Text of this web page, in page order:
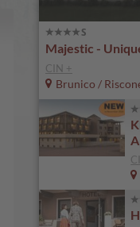
Majestic -
CIN +
Brunico /